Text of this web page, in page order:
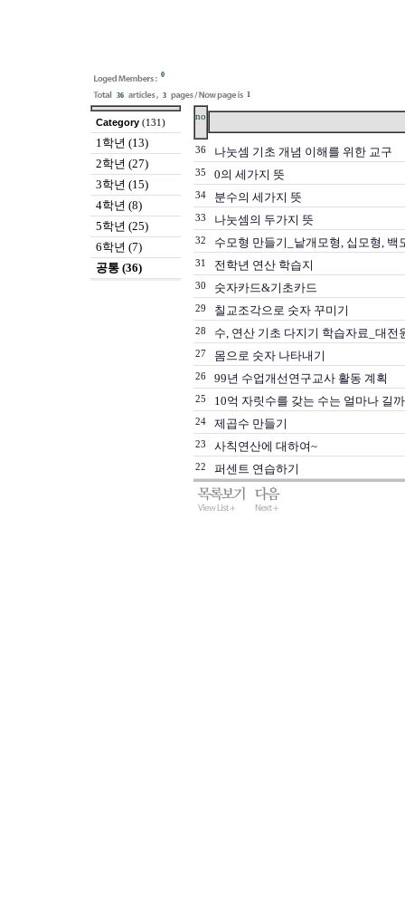
0
36 3 1
Category (131)
1학년 (13)
2학년 (27)
3학년 (15)
4학년 (8)
5학년 (25)
6학년 (7)
공통 (36)
no
36 나눗셈 기초 개념 이해를 위한 교구
35 0의 세가지 뜻
34 분수의 세가지 뜻
33 나눗셈의 두가지 뜻
32 수모형 만들기_낱개모형, 십모형, 백
31 전학년 연산 학습지
30 숫자카드&기초카드
29 칠교조각으로 숫자 꾸미기
28 수, 연산 기초 다지기 학습자료_대전
27 몸으로 숫자 나타내기
26 99년 수업개선연구교사 활동 계획
25 10억 자릿수를 갖는 수는 얼마나 길
24 제곱수 만들기
23 사칙연산에 대하여~
22 퍼센트 연습하기